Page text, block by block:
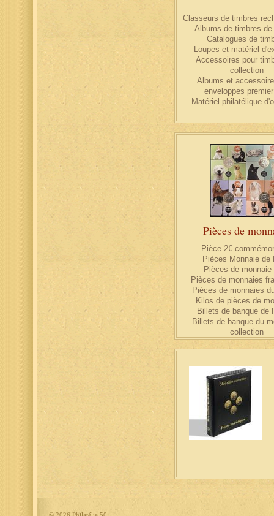
Classeurs de timbres
Albums de timbres de
Catalogues de
Loupes et matériel
Accessoires pour
collection
Albums et
enveloppes
Matériel philatélique
Pièces de
Pièce 2€
Pièces Monnaie de
Pièces de monnaie
Pièces de monnaies
Pièces de monnaies
Kilos de pièces de
Billets de banque de
Billets de banque du
collection